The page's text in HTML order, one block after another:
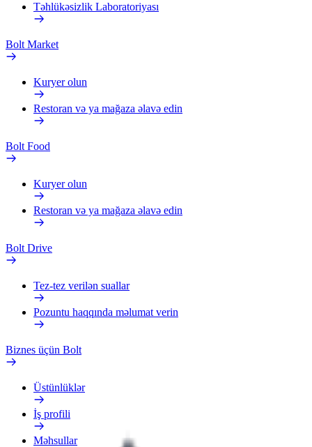
Təhlükəsizlik Laboratoriyası
Bolt Market
Kuryer olun
Restoran və ya mağaza əlavə edin
Bolt Food
Kuryer olun
Restoran və ya mağaza əlavə edin
Bolt Drive
Tez-tez verilən suallar
Pozuntu haqqında məlumat verin
Biznes üçün Bolt
Üstünlüklər
İş profili
Məhsullar